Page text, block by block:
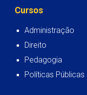
Cursos
Administração
Direito
Pedagogia
Políticas